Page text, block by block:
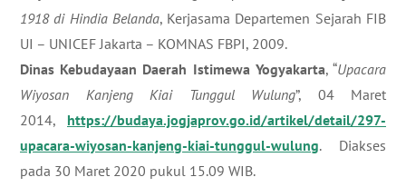
1918 di Hindia Belanda, Kerjasama Departemen Sejarah FIB
UI – UNICEF Jakarta – KOMNAS FBPI, 2009.
Dinas Kebudayaan Daerah Istimewa Yogyakarta, “Upacara
Wiyosan Kanjeng Kiai Tunggul Wulung”, 04 Maret
2014, https://budaya.jogjaprov.go.id/artikel/detail/297-
upacara-wiyosan-kanjeng-kiai-tunggul-wulung. Diakses
pada 30 Maret 2020 pukul 15.09 WIB.